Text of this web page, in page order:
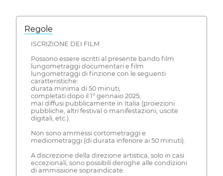
Regole
ISCRIZIONE DEI FILM
Possono essere iscritti al presente bando film
lungometraggi documentari e film
lungometraggi di finzione con le seguenti
caratteristiche:
durata minima di 50 minuti;
completati dopo il 1° gennaio 2025;
mai diffusi pubblicamente in Italia (proiezioni
pubbliche, altri festival o manifestazioni, uscite
digitali, etc.).
Non sono ammessi cortometraggi e
mediometraggi (di durata inferiore ai 50 minuti).
A discrezione della direzione artistica, solo in casi
eccezionali, sono possibili deroghe alle condizioni
di ammissione sopraindicate.